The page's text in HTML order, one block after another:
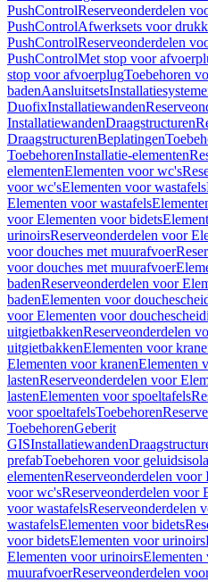
PushControlReserveonderdelen
PushControlAfwerksets voor
PushControlReserveonderdelen
PushControlMet stop voor
stop voor afvoerplugToebehoren
badenAansluitsets
DuofixInstallatiewanden
InstallatiewandenDraagstructuren
DraagstructurenBeplatingen
ToebehorenInstallatie-elementen
elementenElementen voor wc's
voor wc'sElementen voor wastafels
Elementen voor wastafels
voor Elementen voor bidets
urinoirsReserveonderdelen voor
voor douches met muurafvoer
voor douches met muurafvoer
badenReserveonderdelen voor
badenElementen voor
voor Elementen voor
uitgietbakkenReserveonderdelen
uitgietbakkenElementen voor
Elementen voor kranenElementen
lastenReserveonderdelen voor
lastenElementen voor spoeltafels
voor spoeltafelsToebehoren
ToebehorenGeberit
GISInstallatiewanden
prefabToebehoren voor
elementenReserveonderdelen voor
voor wc'sReserveonderdelen voor
voor wastafelsReserveonderdelen
wastafelsElementen voor bidets
voor bidetsElementen voor urinoirs
Elementen voor urinoirsElementen
muurafvoerReserveonderdelen